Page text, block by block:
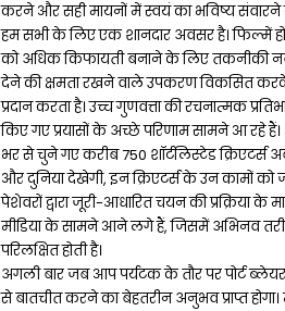
करने और सही मायनों में स्वयं का भविष्य
हम सभी के लिए एक शानदार अवसर है। फिल्में हों,
को अधिक किफायती बनाने के लिए तकनीकी
देने की क्षमता रखने वाले उपकरण विकसित
प्रदान करता है। उच्च गुणवत्ता की रचनात्मक
किए गए प्रयासों के अच्छे परिणाम सामने आ रहे हैं।
भर से चुने गए करीब 750 शॉर्टलिस्टेड
और दुनिया देखेगी, इन क्रिएटर्स के उन कामों को
पेशेवरों द्वारा जूरी-आधारित चयन की प्रक्रिया के
मीडिया के सामने आने लगे हैं, जिसमें अभिनव
परिलक्षित होती है।
अगली बार जब आप पर्यटक के तौर पर पोर्ट
से बातचीत करने का बेहतरीन अनुभव प्राप्त